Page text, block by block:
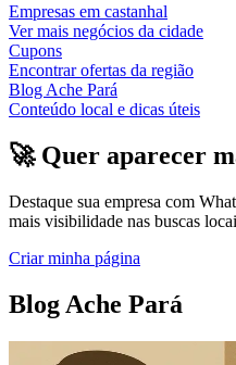
Empresas em castanhal
Ver mais negócios da cidade
Cupons
Encontrar ofertas da região
Blog Ache Pará
Conteúdo local e dicas úteis
🚀 Quer aparecer
Destaque sua empresa com
mais visibilidade nas buscas
Criar minha página
Blog Ache Pará